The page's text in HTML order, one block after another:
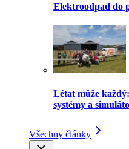
Elektroodpad do
Létat může
systémy a
Všechny články